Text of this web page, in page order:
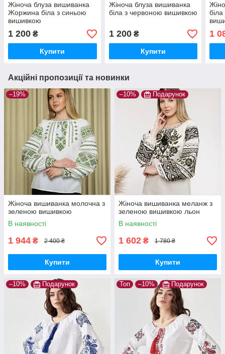
Жіноча блуза вишиванка
Жоржина біла з синьою
вишивкою
1 200 ₴
Купити
Жіноча блуза вишиванка
біла з червоною вишивкою
1 200₴
Купити
1
Акційні пропозиції та новинки
–19%
Жіноча вишиванка молочна з
зеленою вишивкою
В наявності
1 944 ₴ 2 400 ₴
Купити
–10% Подарунок
Жіноча вишиванка меланж з
зеленою вишивкою льон
В наявності
1 602 ₴ 1 780 ₴
Купити
–10% Подарунок Топ –10% Подарунок